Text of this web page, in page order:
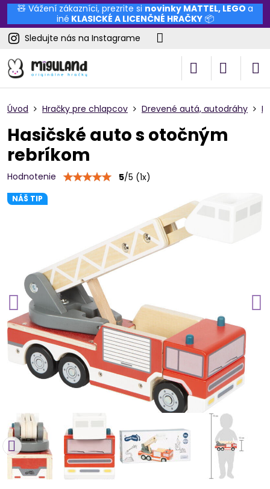
🧸 Vážení zákazníci, prezrite si novinky MATTEL, LEGO a
iné KLASICKÉ A LICENČNÉ HRAČKY📦
Sledujte nás na Instagrame
NÁŠ TIP
Úvod Hračky pre chlapcov Drevené autá, autodráhy
Hasičské auto s otočným
rebríkom
Hodnotenie 5/5 (1x)